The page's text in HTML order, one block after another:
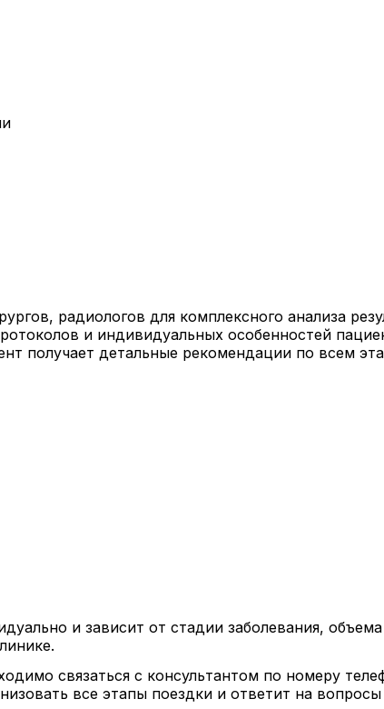
радиологов для комплексного анализа
и индивидуальных особенностей
получает детальные рекомендации по всем
и зависит от стадии заболевания,
связаться с консультантом по номеру
все этапы поездки и ответит на